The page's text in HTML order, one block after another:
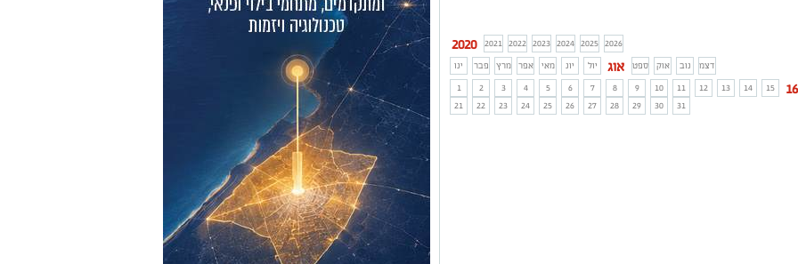
2020 2021 2022 2023 2024 2025 2026
ינו
פבר מרץ אפר מאי יונ יול אוג ספט אוק נוב
דצמ
1
2 3 4 5 6 7 8 9 10 11 12 13 14 15 16
21
22 23 24 25 26 27 28 29 30 31